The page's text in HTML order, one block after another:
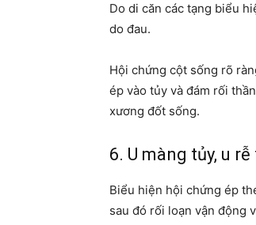
Do di căn các tạng biểu
do đau.
Hội chứng cột sống rõ
ép vào tủy và đám rối
xương đốt sống.
6. U màng tủy, u
Biểu hiện hội chứng ép
sau đó rối loạn vận động